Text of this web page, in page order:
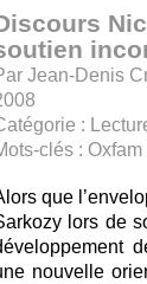
Jean-Denis
:
clés :
que
lors de
nouvelle